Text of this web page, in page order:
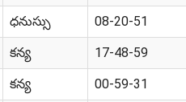
ధనుస్సు 08-20-51
కన్య 17-48-59
కన్య 00-59-31